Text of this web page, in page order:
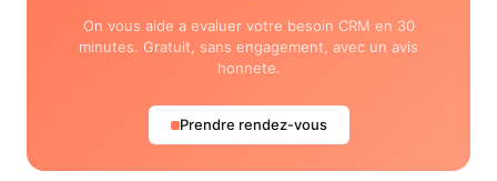
On vous aide a evaluer votre besoin CRM en 30
minutes. Gratuit, sans engagement, avec un avis
honnete.
Prendre rendez-vous